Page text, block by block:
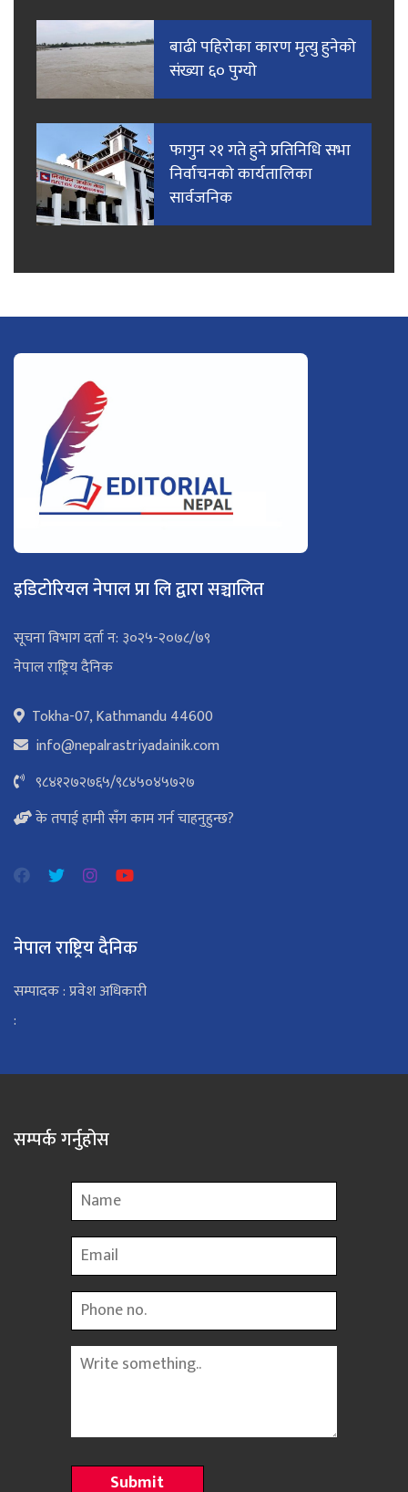
बाढी पहिरोका कारण मृत्यु हुनेको
संख्या ६० पुग्यो
फागुन २१ गते हुने प्रतिनिधि सभा
निर्वाचनको कार्यतालिका
सार्वजनिक
इडिटोरियल नेपाल प्रा लि द्वारा सञ्चालित
सूचना विभाग दर्ता न: ३०२५-२०७८/७९
नेपाल राष्ट्रिय दैनिक
Tokha-07, Kathmandu 44600
info@nepalrastriyadainik.com
९८४१२७२७६५/९८४५०४५७२७
के तपाई हामी सँग काम गर्न चाहनुहुन्छ?
नेपाल राष्ट्रिय दैनिक
सम्पादक : प्रवेश अधिकारी
:
सम्पर्क गर्नुहोस
Name
Email
Phone
Message